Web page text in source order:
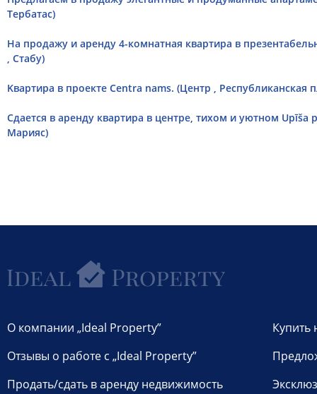
Тербатас)
На продажу и аренду 4-комнатная квартира в
, Стабу)
Kвартира в проекте Centra nams. (Центр , Республиканская
Сдается в аренду квартира в центре, тихом и уютном Upīša
Марияс)
О компании „Ideal Property”
Отзывы о работе с „Ideal Property”
Продать/сдать в аренду недвижимость
Купить